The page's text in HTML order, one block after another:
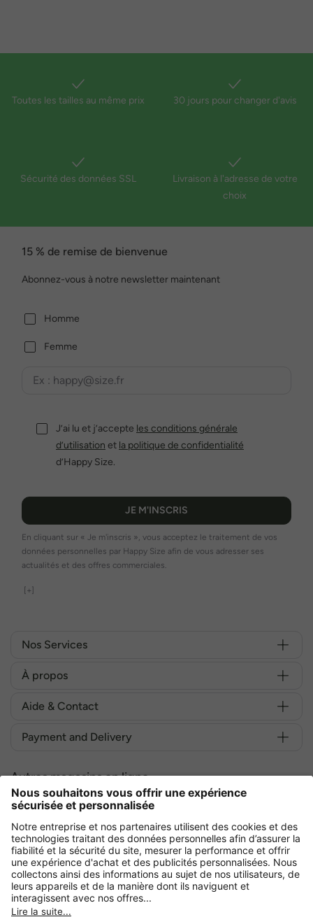
Toutes les tailles au même prix 30 jours pour changer d'avis
Sécurité des données SSL
Livraison à l'adresse de votre
choix
15 % de remise de bienvenue
Abonnez-vous à notre newsletter maintenant
Homme
Femme
J’ai lu et j’accepte les conditions générale
d’utilisation et la politique de confidentialité
d’Happy Size.
JE M'INSCRIS
En cliquant sur « Je m'inscris », vous acceptez le traitement de vos
données personnelles par Happy Size afin de vous adresser ses
actualités et des offres commerciales.
[+]
Nos Services
À propos
Aide & Contact
Payment and Delivery
Autres magasins en ligne
France
Achetez en toute sécurité avec :